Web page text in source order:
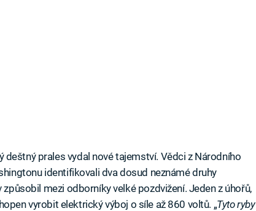
deštný prales vydal nové tajemství. Vědci z Národního
identifikovali dva dosud neznámé druhy
mezi odborníky velké pozdvižení. Jeden z úhořů,
vyrobit elektrický výboj o síle až 860 voltů. „Tyto ryby